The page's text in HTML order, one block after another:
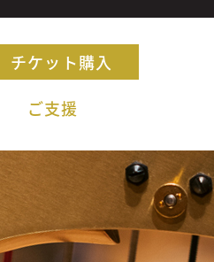
チケット購入
ご支援